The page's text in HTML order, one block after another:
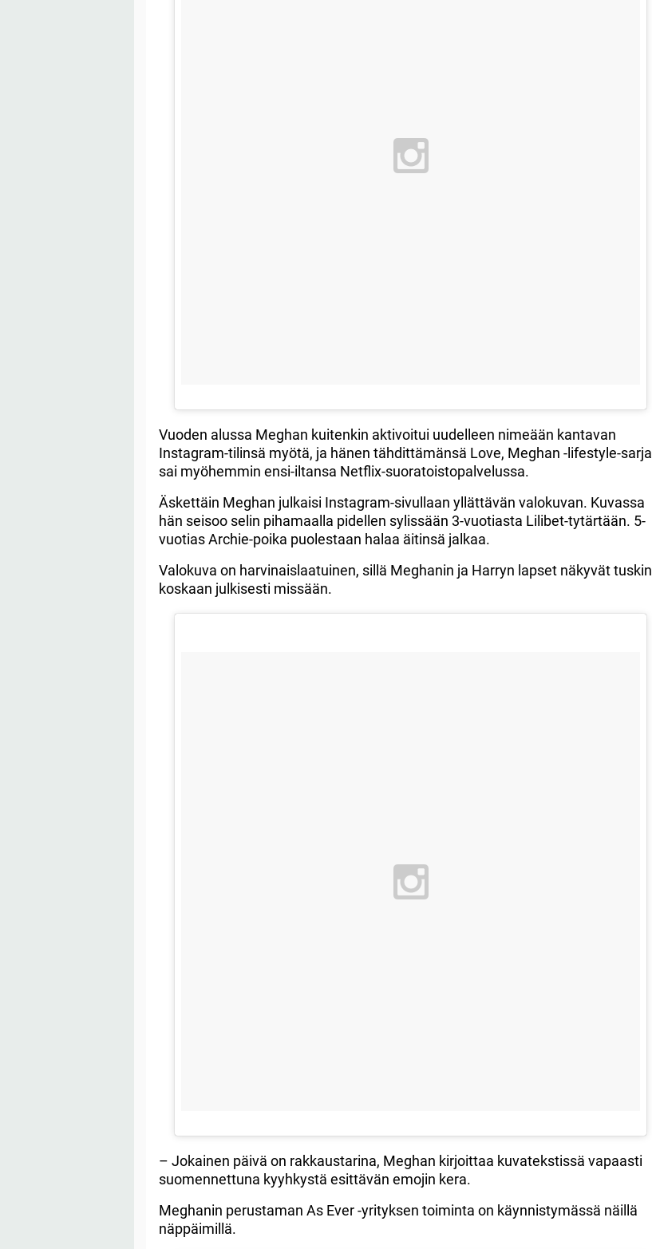
Vuoden alussa Meghan kuitenkin aktivoitui uudelleen nimeään kantavan
Instagram-tilinsä myötä, ja hänen tähdittämänsä Love, Meghan -lifestyle-sarja
sai myöhemmin ensi-iltansa Netflix-suoratoistopalvelussa.
Äskettäin Meghan julkaisi Instagram-sivullaan yllättävän valokuvan. Kuvassa
hän seisoo selin pihamaalla pidellen sylissään 3-vuotiasta Lilibet-tytärtään. 5-
vuotias Archie-poika puolestaan halaa äitinsä jalkaa.
Valokuva on harvinaislaatuinen, sillä Meghanin ja Harryn lapset näkyvät tuskin
koskaan julkisesti missään.
– Jokainen päivä on rakkaustarina, Meghan kirjoittaa kuvatekstissä vapaasti
suomennettuna kyyhkystä esittävän emojin kera.
Meghanin perustaman As Ever -yrityksen toiminta on käynnistymässä näillä
näppäimillä.